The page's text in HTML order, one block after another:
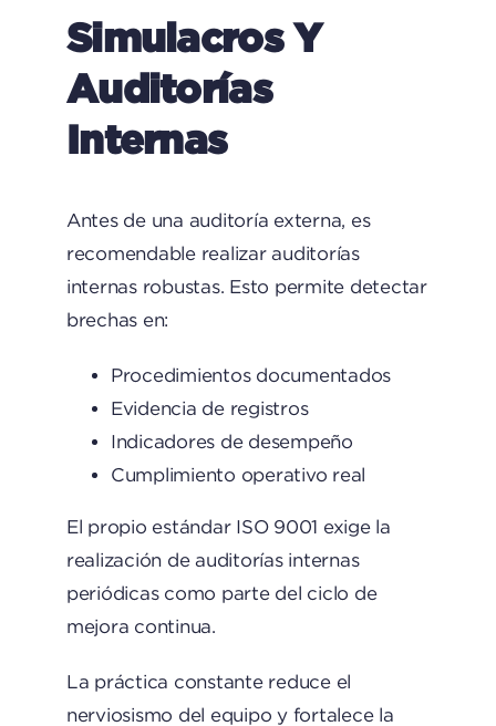
Simulacros Y
Auditorías
Internas
Antes de una auditoría externa, es
recomendable realizar auditorías
internas robustas. Esto permite detectar
brechas en:
Procedimientos documentados
Evidencia de registros
Indicadores de desempeño
Cumplimiento operativo real
El propio estándar ISO 9001 exige la
realización de auditorías internas
periódicas como parte del ciclo de
mejora continua.
La práctica constante reduce el
nerviosismo del equipo y fortalece la